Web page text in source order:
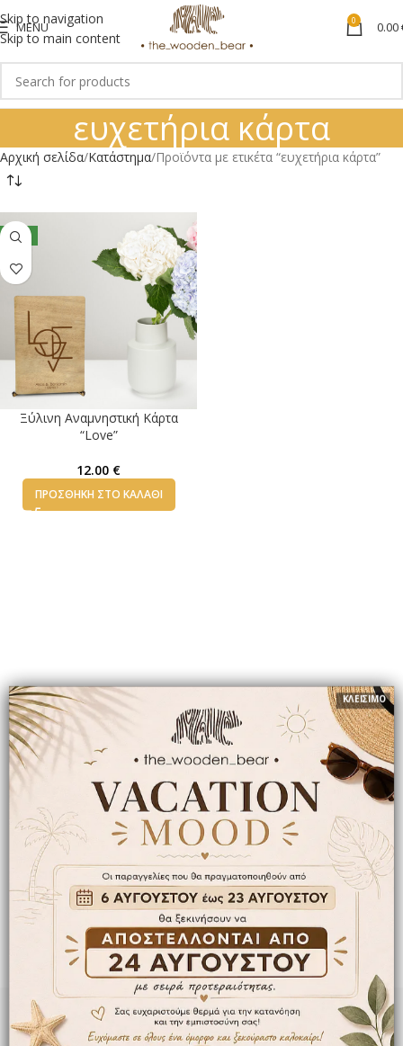
Skip to navigation
Skip to main content
MENU 0 0.00
ευχετήρια κάρτα
Αρχική σελίδα Κατάστημα Προϊόντα με ετικέτα “ευχετήρια κάρτα”
NEW
Ξύλινη Αναμνηστική Κάρτα
“Love”
12.00 €
ΠΡΟΣΘΉΚΗ ΣΤΟ ΚΑΛΆΘΙ
ΚΑΝΤΕ ΕΓΓΡΑΦΗ ΣΤΟ NEWSLETTER ΜΑΣ
ΚΛΕΙΣΙΜΟ